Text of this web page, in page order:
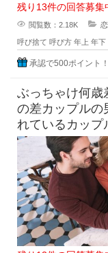
残り13件の回答募集
閲覧数：2.18K
呼び捨て 呼び方 年上 年下
承認で500ポイント！
ぶっちゃけ何歳
の差カップルの
れているカップ
二人ともとても